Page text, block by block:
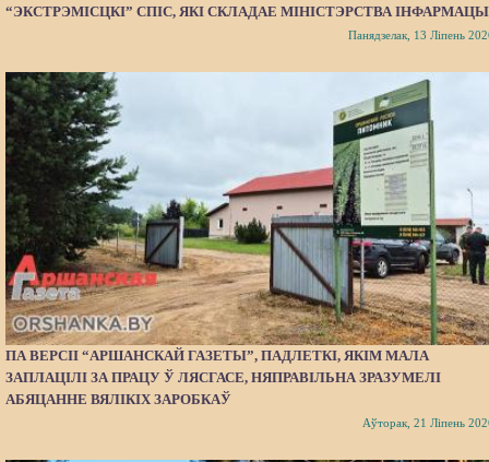
“ЭКСТРЭМІСЦКІ” СПІС, ЯКІ СКЛАДАЕ МІНІСТЭРСТВА
Панядзелак, 13 Ліпень
ПА ВЕРСІІ “АРШАНСКАЙ ГАЗЕТЫ”, ПАДЛЕТКІ, ЯКІМ МАЛА
ЗАПЛАЦІЛІ ЗА ПРАЦУ Ў ЛЯСГАСЕ, НЯПРАВІЛЬНА ЗРАЗУМЕЛІ
АБЯЦАННЕ ВЯЛІКІХ ЗАРОБКАЎ
Аўторак, 21 Ліпень